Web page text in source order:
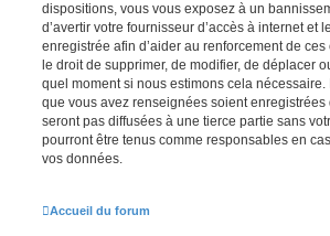
dispositions, vous vous exposez à un
d’avertir votre fournisseur d’accès à internet et
enregistrée afin d’aider au renforcement de
le droit de supprimer, de modifier, de déplacer
quel moment si nous estimons cela
que vous avez renseignées soient
seront pas diffusées à une tierce partie sans
pourront être tenus comme responsables en
vos données.
Accueil du forum